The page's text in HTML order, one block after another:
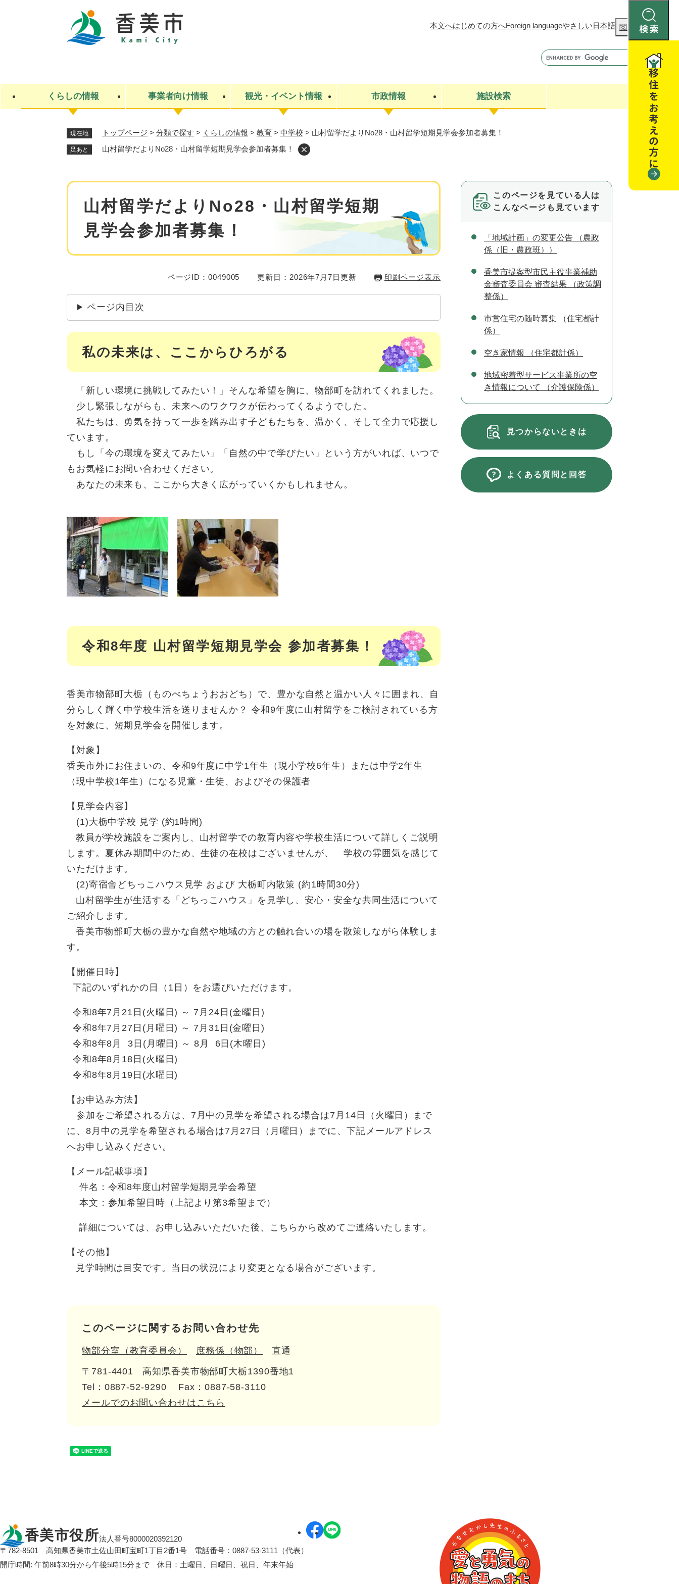
検
索
本文へはじめての方へForeign languageやさしい日本語 閲覧補助
索
くらしの情報
ライフステージ 住民票・戸籍 税金
交通情報 市役所・施設案内
閉じる
事業者向け情報
産業振興 建設・上下水道
観光・イベント情報
観光スポット・観光施設 イベント・お祭り・特産品
市政情報
市政への参加 コミュニティ・まちづくり
施設検索
現在地 トップページ > 分類で探す > くらしの情報 > 教育 > 中学校 > 山村留学だよりNo28・山村留学短期見学会参加者募集！
足あと 山村留学だよりNo28・山村留学短期見学会参加者募集！
本
山村留学だよりNo28・山村留学短期
見学会参加者募集！
ページID：0049005 更新日：2026年7月7日更新 印刷ページ表示
ページ内目次
私の未来は、ここからひろがる
「新しい環境に挑戦してみたい！」そんな希望を胸に、物部町を訪れてくれました。
少し緊張しながらも、未来へのワクワクが伝わってくるようでした。
私たちは、勇気を持って一歩を踏み出す子どもたちを、温かく、そして全力で応援し
ています。
もし「今の環境を変えてみたい」「自然の中で学びたい」という方がいれば、いつで
もお気軽にお問い合わせください。
あなたの未来も、ここから大きく広がっていくかもしれません。
令和8年度 山村留学短期見学会 参加者募集！
香美市物部町大栃（ものべちょうおおどち）で、豊かな自然と温かい人々に囲まれ、自
分らしく輝く中学校生活を送りませんか？ 令和9年度に山村留学をご検討されている方
を対象に、短期見学会を開催します。
【対象】
香美市外にお住まいの、令和9年度に中学1年生（現小学校6年生）または中学2年生
（現中学校1年生）になる児童・生徒、およびその保護者
【見学会内容】
(1)大栃中学校 見学 (約1時間)
教員が学校施設をご案内し、山村留学での教育内容や学校生活について詳しくご説明
します。夏休み期間中のため、生徒の在校はございませんが、 学校の雰囲気を感じて
いただけます。
(2)寄宿舎どちっこハウス見学 および 大栃町内散策 (約1時間30分)
山村留学生が生活する「どちっこハウス」を見学し、安心・安全な共同生活について
ご紹介します。
香美市物部町大栃の豊かな自然や地域の方との触れ合いの場を散策しながら体験しま
す。
【開催日時】
下記のいずれかの日（1日）をお選びいただけます。
令和8年7月21日(火曜日) ～ 7月24日(金曜日)
令和8年7月27日(月曜日) ～ 7月31日(金曜日)
令和8年8月 3日(月曜日) ～ 8月 6日(木曜日)
令和8年8月18日(火曜日)
令和8年8月19日(水曜日)
【お申込み方法】
参加をご希望される方は、7月中の見学を希望される場合は7月14日（火曜日）まで
に、8月中の見学を希望される場合は7月27日（月曜日）までに、下記メールアドレス
へお申し込みください。
【メール記載事項】
件名：令和8年度山村留学短期見学会希望
本文：参加希望日時（上記より第3希望まで）
詳細については、お申し込みいただいた後、こちらから改めてご連絡いたします。
【その他】
見学時間は目安です。当日の状況により変更となる場合がございます。
このページに関するお問い合わせ先
物部分室（教育委員会） 庶務係（物部） 直通
〒781-4401
高知県香美市物部町大栃1390番地1
Tel：0887-52-9290
Fax：0887-58-3110
メールでのお問い合わせはこちら
このページを見ている人は
こんなページも見ています
「地域計画」の変更公告 （農政
係（旧・農政班））
香美市提案型市民主役事業補助
金審査委員会 審査結果 （政策調
整係）
市営住宅の随時募集 （住宅都計
係）
空き家情報 （住宅都計係）
地域密着型サービス事業所の空
き情報について （介護保険係）
見つからないときは
よくある質問と回答
香美市役所法人番号8000020392120
〒782-8501
高知県香美市土佐山田町宝町1丁目2番1号
電話番号：0887-53-3111（代表）
開庁時間: 午前8時30分から午後5時15分まで 休日：土曜日、日曜日、祝日、年末年始